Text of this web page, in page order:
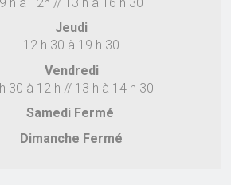
Jeudi
12 h 30 à 19 h 30
Vendredi
30 à 12 h // 13 h à 14 h 30
Samedi Fermé
Dimanche Fermé